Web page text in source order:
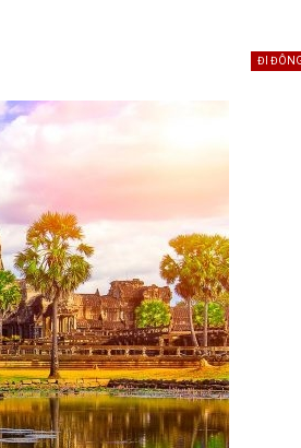
ĐI